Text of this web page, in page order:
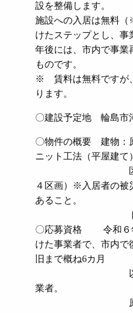
設を整備します。
施設への入居は無料
けたステップとし、事
年後には、市内で事業
ものです。
※ 賃料は無料ですが
ります。
〇建設予定地 輪島市
〇物件の概要 建物：
ニット工法（平屋建て）
区画：４区
４区画）※入居者の被
あること。
トイレ：共
〇応募資格 令和６
けた事業者で、市内で
旧まで概ね6カ月
以上かかる
業者。
原則、輪島